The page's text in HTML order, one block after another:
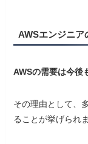
AWSエンジニア
AWSの需要は今後
その理由として、
ることが挙げられま